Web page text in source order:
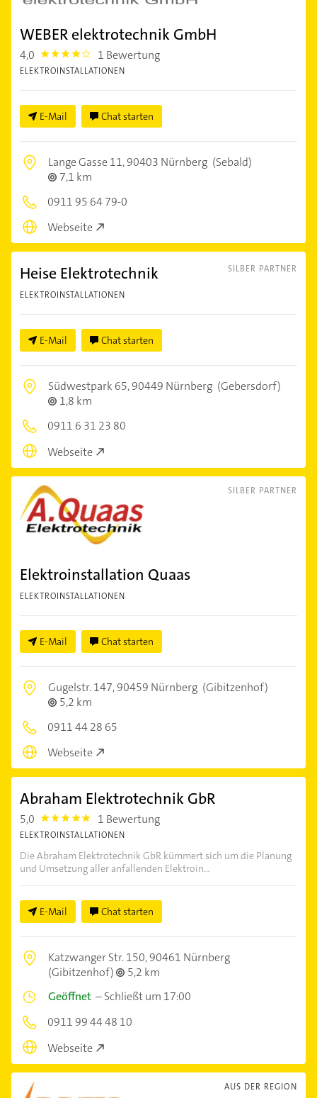
WEBER elektrotechnik GmbH
4,0 4.0 1 Bewertung
ELEKTROINSTALLATIONEN
E-Mail Chat starten
Lange Gasse 11,90403 Nürnberg (Sebald)
7,1 km
0911 95 64 79-0
Webseite
SILBER PARTNER
Heise Elektrotechnik
ELEKTROINSTALLATIONEN
E-Mail Chat starten
Südwestpark 65,90449 Nürnberg (Gebersdorf)
1,8 km
0911 6 31 23 80
Webseite
SILBER PARTNER
Elektroinstallation Quaas
ELEKTROINSTALLATIONEN
E-Mail Chat starten
Gugelstr. 147,90459 Nürnberg (Gibitzenhof)
5,2 km
0911 44 28 65
Webseite
Abraham Elektrotechnik GbR
5,0 5.0 1 Bewertung
ELEKTROINSTALLATIONEN
Die Abraham Elektrotechnik GbR kümmert sich um die Planung
und Umsetzung aller anfallenden Elektroin...
E-Mail Chat starten
Katzwanger Str. 150,90461 Nürnberg
(Gibitzenhof)
5,2 km
Geöffnet –Schließt um 17:00
0911 99 44 48 10
Webseite
AUS DER REGION